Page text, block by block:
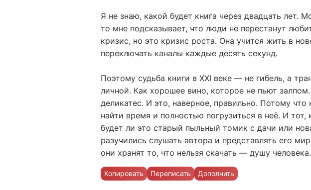
Я не знаю, какой будет книга через двадцать
то мне подсказывает, что люди не перестанут
кризис, но это кризис роста. Она учится жить в
переключать каналы каждые десять секунд.
Поэтому судьба книги в XXI веке — не гибель, а
личной. Как хорошее вино, которое не пьют
деликатес. И это, наверное, правильно. Потому
найти время и полностью погрузиться в неё. И
будет ли это старый пыльный томик с дачи или
разучились слушать автора и представлять его
они хранят то, что нельзя скачать — душу человека.
Копировать Переписать Дополнить